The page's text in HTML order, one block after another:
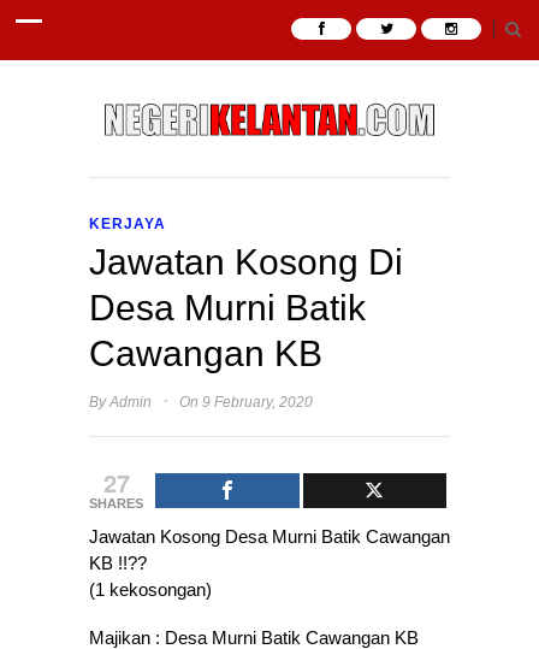
KERJAYA
Jawatan Kosong Di
Desa Murni Batik
Cawangan KB
ByAdmin · On 9 February, 2020
27
SHARES
Jawatan Kosong Desa Murni Batik Cawangan
KB !!??
(1 kekosongan)
Majikan : Desa Murni Batik Cawangan KB